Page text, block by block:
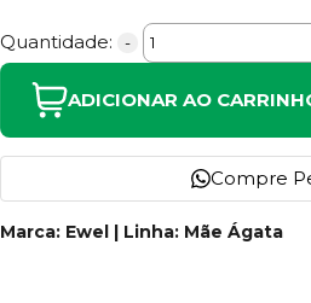
Quantidade: -
ADICIONAR AO
Compre
Marca: Ewel | Linha: Mãe Ágata